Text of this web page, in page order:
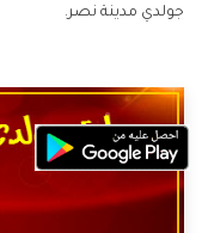
جولدي مدينة نصر.